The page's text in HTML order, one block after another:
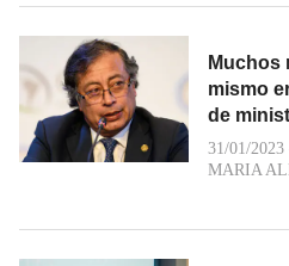
Muchos
mismo
de
31/01/
MARIA